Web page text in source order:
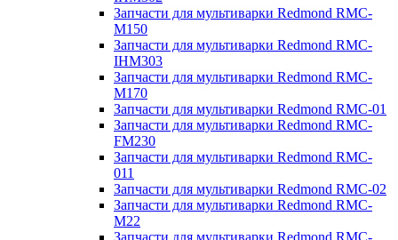
Запчасти для мультиварки Redmond RMC-
M150
Запчасти для мультиварки Redmond RMC-
IHM303
Запчасти для мультиварки Redmond RMC-
M170
Запчасти для мультиварки Redmond RMC-01
Запчасти для мультиварки Redmond RMC-
FM230
Запчасти для мультиварки Redmond RMC-
011
Запчасти для мультиварки Redmond RMC-02
Запчасти для мультиварки Redmond RMC-
M22
Запчасти для мультиварки Redmond RMC-